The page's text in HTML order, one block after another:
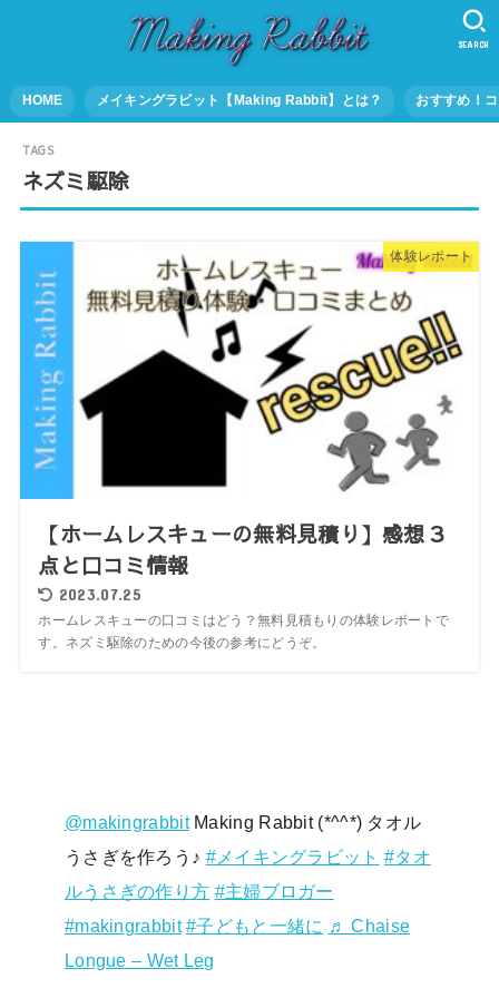
HOME メイキングラビット【Making Rabbit】とは？ おすすめ！
SEARCH
ネズミ駆除
体験レポート
【ホームレスキューの無料見積り】感想３
点と口コミ情報
2023.07.25
ホームレスキューの口コミはどう？無料見積もりの体験レポートで
す。ネズミ駆除のための今後の参考にどうぞ。
@makingrabbitMaking Rabbit (*^^*) タオル
うさぎを作ろう♪ #メイキングラビット #タオ
ルうさぎの作り方 #主婦ブロガー
#makingrabbit #子どもと一緒に
♬ Chaise
Longue – Wet Leg